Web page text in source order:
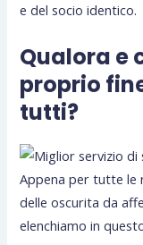
e del socio identico.
Qualora e
proprio
tutti?
Appena per tutte le
delle oscurita da
elenchiamo in